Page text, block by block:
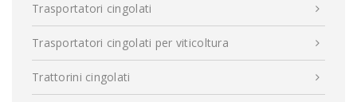
Trasportatori cingolati
Trasportatori cingolati per viticoltura
Trattorini cingolati